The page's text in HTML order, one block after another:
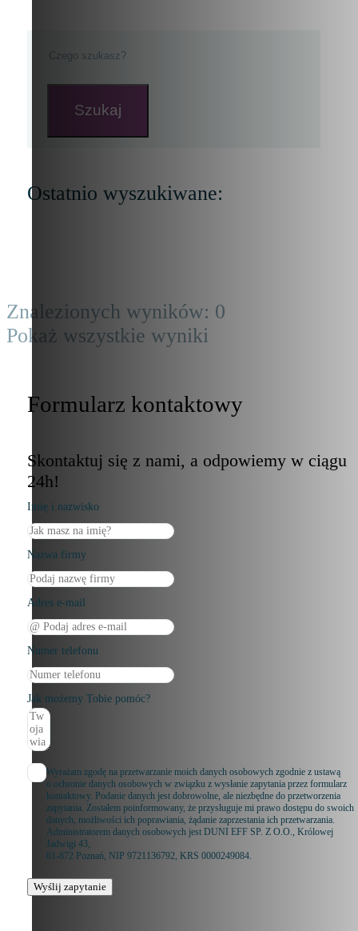
Szukaj
Ostatnio wyszukiwane:
Znalezionych wyników: 0
Pokaż wszystkie wyniki
Formularz kontaktowy
Skontaktuj się z nami, a odpowiemy w ciągu
24h!
Imię i nazwisko
Nazwa firmy
Adres e-mail
Numer telefonu
Jak możemy Tobie pomóc?
Wyrażam zgodę na przetwarzanie moich danych osobowych zgodnie z ustawą
o ochronie danych osobowych w związku z wysłanie zapytania przez formularz
kontaktowy. Podanie danych jest dobrowolne, ale niezbędne do przetworzenia
zapytania. Zostałem poinformowany, że przysługuje mi prawo dostępu do swoich
danych, możliwości ich poprawiania, żądanie zaprzestania ich przetwarzania.
Administratorem danych osobowych jest DUNI EFF SP. Z O.O., Królowej
Jadwigi 43,
61-872 Poznań, NIP 9721136792, KRS 0000249084.
Wyślij zapytanie